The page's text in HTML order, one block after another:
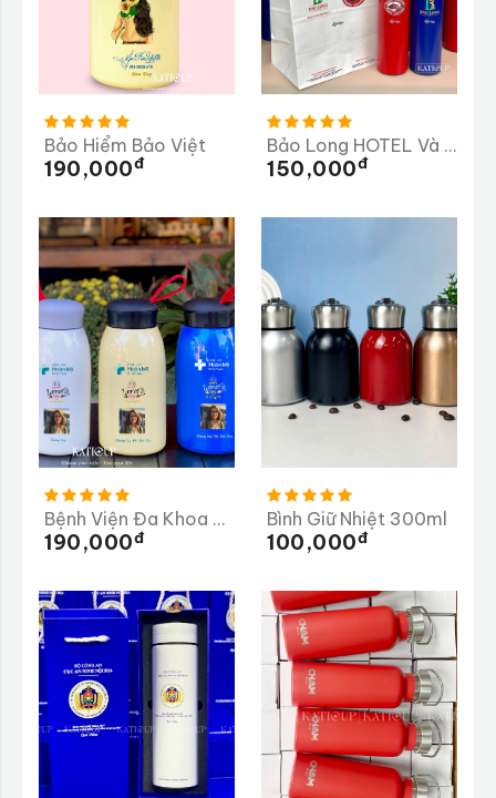
Bảo Hiểm Bảo Việt
190,000Đ
Bảo Long HOTEL Và PEAK COFFEE
150,000Đ
Bệnh Viện Đa Khoa Hoàn Mỹ
190,000Đ
Bình Giữ Nhiệt 300ml
100,000Đ